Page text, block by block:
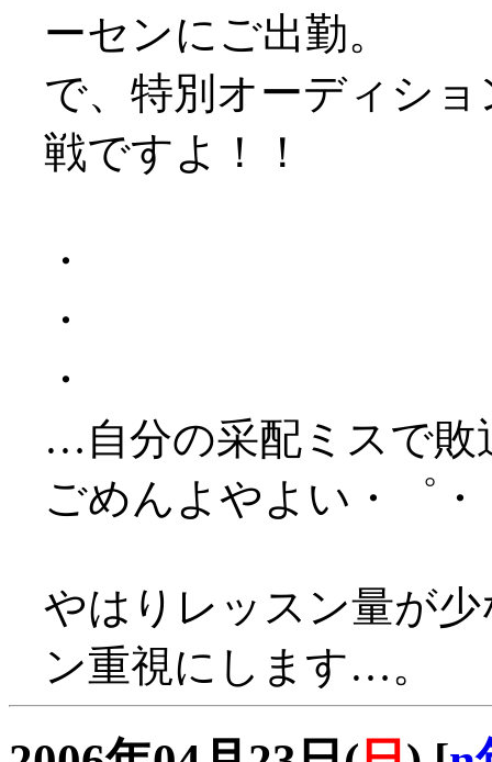
ーセンにご出勤。
で、特別オーディシ
戦ですよ！！
・
・
・
…自分の采配ミスで敗
ごめんよやよい・゜
やはりレッスン量が
ン重視にします…。